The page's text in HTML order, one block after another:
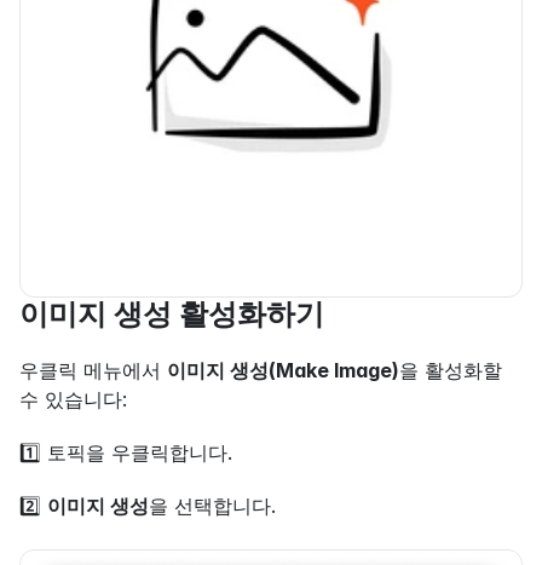
이미지 생성 활성화하기
우클릭 메뉴에서 이미지 생성(Make Image)을 활성화할
수 있습니다:
1️⃣ 토픽을 우클릭합니다.
2️⃣ 이미지 생성을 선택합니다.